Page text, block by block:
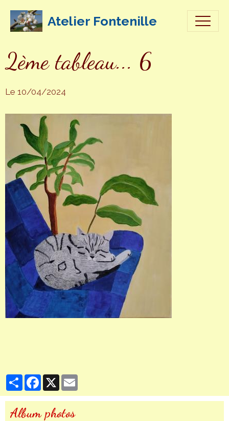
Atelier Fontenille
2ème tableau... 6
Le 10/04/2024
PartagerFacebook
X
Album photos